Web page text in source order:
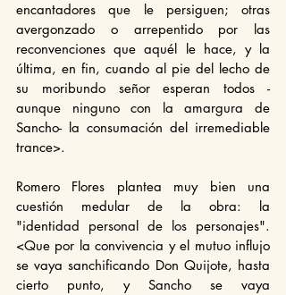
encantadores que le persiguen; otras
avergonzado o arrepentido por las
reconvenciones que aquél le hace, y la
última, en fin, cuando al pie del lecho de
su moribundo señor esperan todos -
aunque ninguno con la amargura de
Sancho- la consumación del irremediable
trance>.
Romero Flores plantea muy bien una
cuestión medular de la obra: la
"identidad personal de los personajes".
<Que por la convivencia y el mutuo influjo
se vaya sanchificando Don Quijote, hasta
cierto punto, y Sancho se vaya